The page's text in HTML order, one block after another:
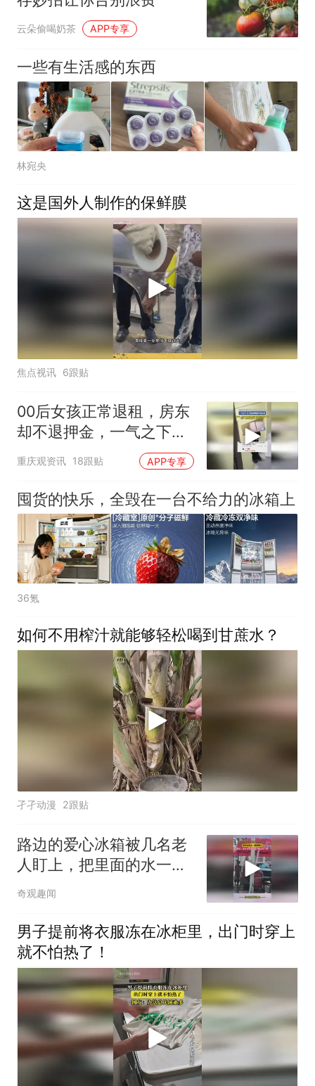
云朵偷喝奶茶 APP专享
一些有生活感的东西
林宛央
这是国外人制作的保鲜膜
焦点视讯 6跟贴
00后女孩正常退租，房东
却不退押金，一气之下女
子直接把屋里冰箱扛走
重庆观资讯 18跟贴 APP专享
囤货的快乐，全毁在一台不给力的冰箱上
36氪
如何不用榨汁就能够轻松喝到甘蔗水？
孑孑动漫 2跟贴
路边的爱心冰箱被几名老
人盯上，把里面的水一箱
箱搬走，网友：就算是免
奇观趣闻
男子提前将衣服冻在冰柜里，出门时穿上
就不怕热了！